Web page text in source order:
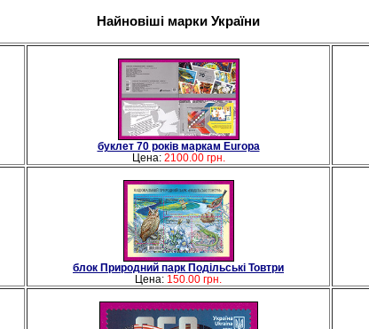
Найновіші марки України
буклет 70 рокiв маркам Europa
Цена: 2100.00 грн.
блок Природний парк Подiльськi Товтри
Цена: 150.00 грн.